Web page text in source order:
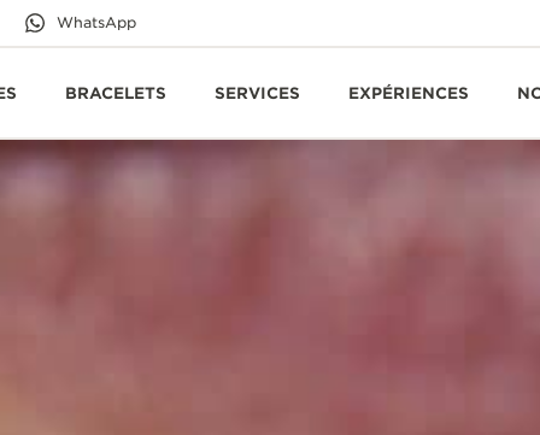
WhatsApp
BRACELETS SERVICES EXPÉRIENCES